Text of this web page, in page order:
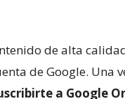
de alta
de Google. Una
a Google